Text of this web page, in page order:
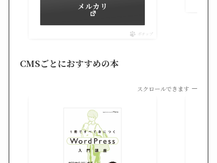
メルカリ
ポチップ
CMSごとにおすすめの本
スクロールできます